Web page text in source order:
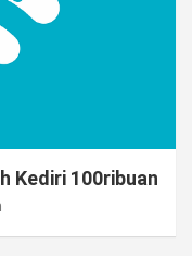
Kediri 100ribuan